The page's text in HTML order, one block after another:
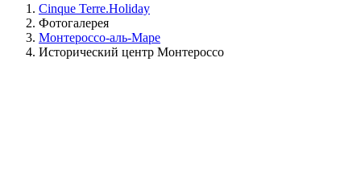
Cinque Terre.Holiday
Фотогалерея
Монтероссо-аль-Маре
Исторический центр Монтероссо